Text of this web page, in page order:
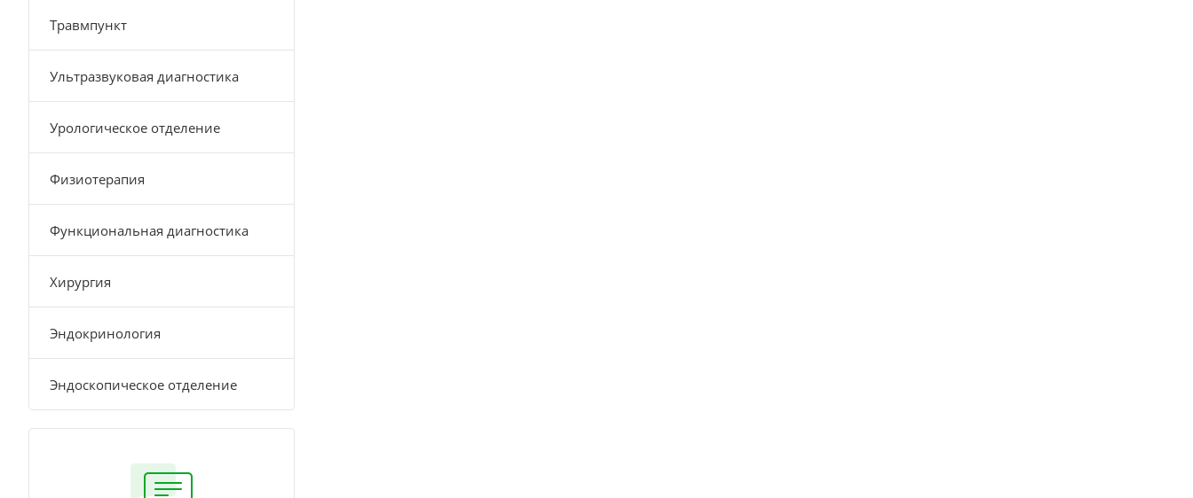
Травмпункт
Ультразвуковая диагностика
Урологическое отделение
Физиотерапия
Функциональная диагностика
Хирургия
Эндокринология
Эндоскопическое отделение